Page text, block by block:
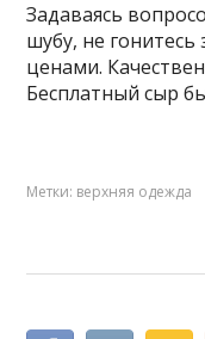
Задаваясь
шубу, не
ценами.
Бесплатный сыр
Метки: верхняя одежда